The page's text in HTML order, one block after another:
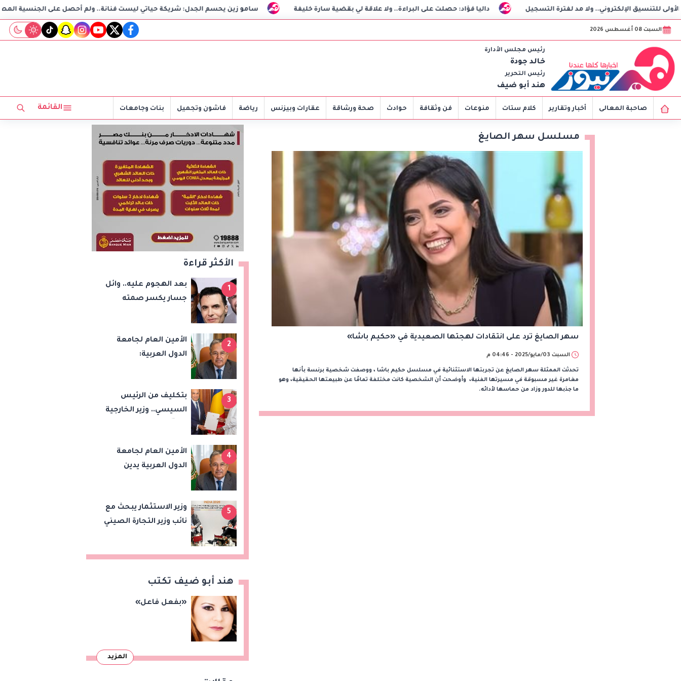
سامو زين يحسم الجدل: شريكة حياتي ليست فنانة.. ولم أحصل على الجنسية المصرية داليا فؤاد: حصلت على البراءة.. ولا علاقة لي بقضية سارة خليفة ولا مد لفترة التسجيل
السبت 08 أغسطس 2026 facebook
twitter
youtube
instagram
snapchat
tiktok
رئيس مجلس الأدارة
خالد جودة
رئيس التحرير
هند أبو ضيف
صاحبة المعالى أخبار وتقارير كلام ستات منوعات فن وثقافة حوادث صحة ورشاقة عقارات وبيزنس رياضة فاشون وتجميل بنات وجامعات القائمة
مسلسل سهر الصايغ
سهر الصايغ ترد على انتقادات لهجتها الصعيدية في «حكيم باشا»
السبت 03/مايو/2025 - 04:46 م
تحدثت الممثلة سهر الصايغ عن تجربتها الاستثنائية في مسلسل حكيم باشا ، ووصفت شخصية برنسة بأنها
مغامرة غير مسبوقة في مسيرتها الفنية، وأوضحت أن الشخصية كانت مختلفة تمامًا عن طبيعتها الحقيقية، وهو
ما جذبها للدور وزاد من حماسها لأدائه.
الأكثر قراءة
1
بعد الهجوم عليه.. وائل
جسار يكسر صمته
2
الأمين العام لجامعة
الدول العربية:
المنطقة
3
بتكليف من الرئيس
السيسي.. وزير الخارجية
تعزيز الشراكة
الاستراتيجية بين
4
الأمين العام لجامعة
الدول العربية يدين
لوقف التصعيد
5
وزير الاستثمار يبحث مع
نائب وزير التجارة الصيني
هامش اجتماعات
هند أبو ضيف تكتب
«بفعل فاعل»
المزيد